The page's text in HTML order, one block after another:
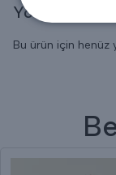
Yorumlar
Bu ürün için henüz